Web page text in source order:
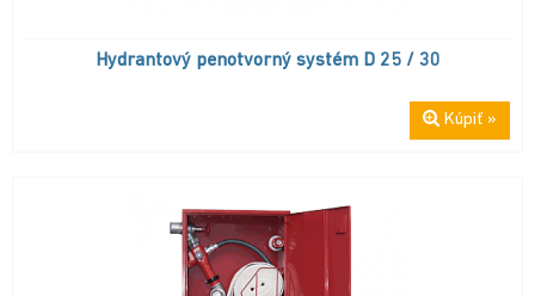
Hydrantový penotvorný systém D 25 / 30
Kúpiť »